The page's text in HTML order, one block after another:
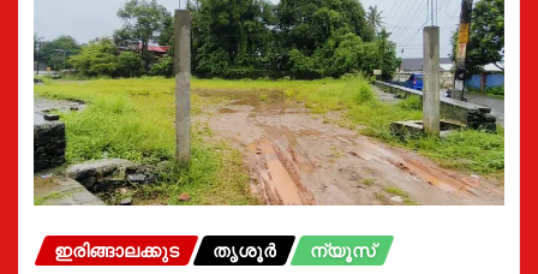
ഇരിങ്ങാലക്കുട തൃശൂർ ന്യൂസ്